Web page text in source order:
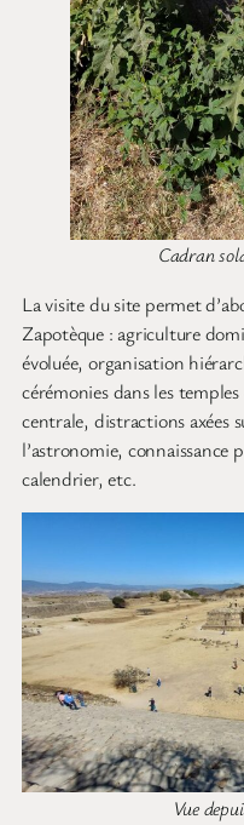
Cadran
La visite du site permet
Zapotèque : agriculture
évoluée, organisation
cérémonies dans les
centrale, distractions axées
l’astronomie, connaissance
calendrier, etc.
Vue